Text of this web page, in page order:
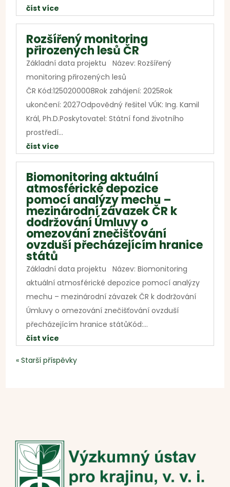
číst více
Rozšířený monitoring
přirozených lesů ČR
Základní data projektu Název: Rozšířený
monitoring přirozených lesů
ČR Kód:1250200008Rok zahájení: 2025Rok
ukončení: 2027Odpovědný řešitel VÚK: Ing. Kamil
Král, Ph.D.Poskytovatel: Státní fond životního
prostředí...
číst více
Biomonitoring aktuální
atmosférické depozice
pomocí analýzy mechu –
mezinárodní závazek ČR k
dodržování Úmluvy o
omezování znečišťování
ovzduší přecházejícím hranice
států
Základní data projektu Název: Biomonitoring
aktuální atmosférické depozice pomocí analýzy
mechu – mezinárodní závazek ČR k dodržování
Úmluvy o omezování znečišťování ovzduší
přecházejícím hranice státůKód:...
číst více
« Starší příspěvky